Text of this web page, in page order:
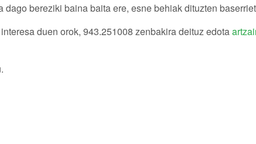
bereziki baina baita ere, esne behiak dituzten
duen orok, 943.251008 zenbakira deituz edota